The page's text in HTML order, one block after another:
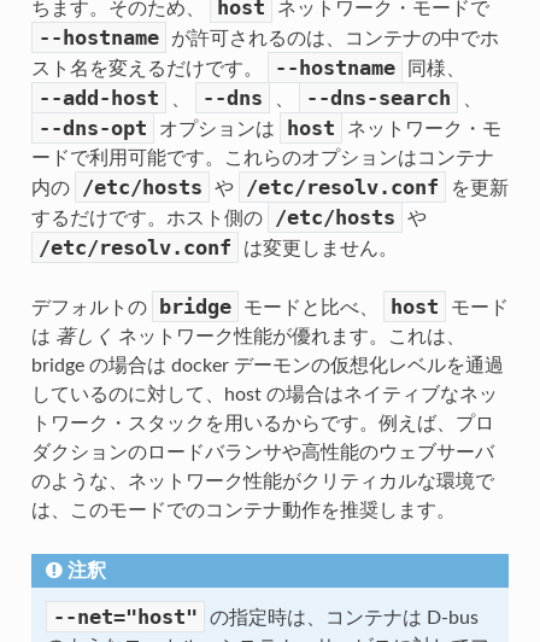
ちます。そのため、
host ネットワーク・モードで
--hostname
が許可されるのは、コンテナの中でホ
スト名を変えるだけです。
--hostname 同様、
--add-host 、 --dns 、 --dns-search 、
--dns-opt オプションは host
ネットワーク・モ
ードで利用可能です。これらのオプションはコンテナ
内の
/etc/hosts や /etc/resolv.conf
を更新
するだけです。ホスト側の
/etc/hosts や
/etc/resolv.conf は変更しません。
デフォルトの bridge モードと比べ、 host
モード
は 著しく ネットワーク性能が優れます。これは、
bridge の場合は docker デーモンの仮想化レベルを通過
しているのに対して、host の場合はネイティブなネッ
トワーク・スタックを用いるからです。例えば、プロ
ダクションのロードバランサや高性能のウェブサーバ
のような、ネットワーク性能がクリティカルな環境で
は、このモードでのコンテナ動作を推奨します。
注釈
--net="host"
の指定時は、コンテナは D-bus